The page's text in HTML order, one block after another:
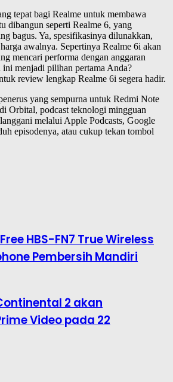
tepat bagi Realme untuk membawa
dibangun seperti Realme 6, yang
bagus. Ya, spesifikasinya dilunakkan,
awalnya. Sepertinya Realme 6i akan
mencari performa dengan anggaran
ini menjadi pilihan pertama Anda?
review lengkap Realme 6i segera hadir.
yang sempurna untuk Redmi Note
Orbital, podcast teknologi mingguan
melalui Apple Podcasts, Google
episodenya, atau cukup tekan tombol
HBS-FN7 True Wireless
Pembersih Mandiri
2 akan
Video pada 22